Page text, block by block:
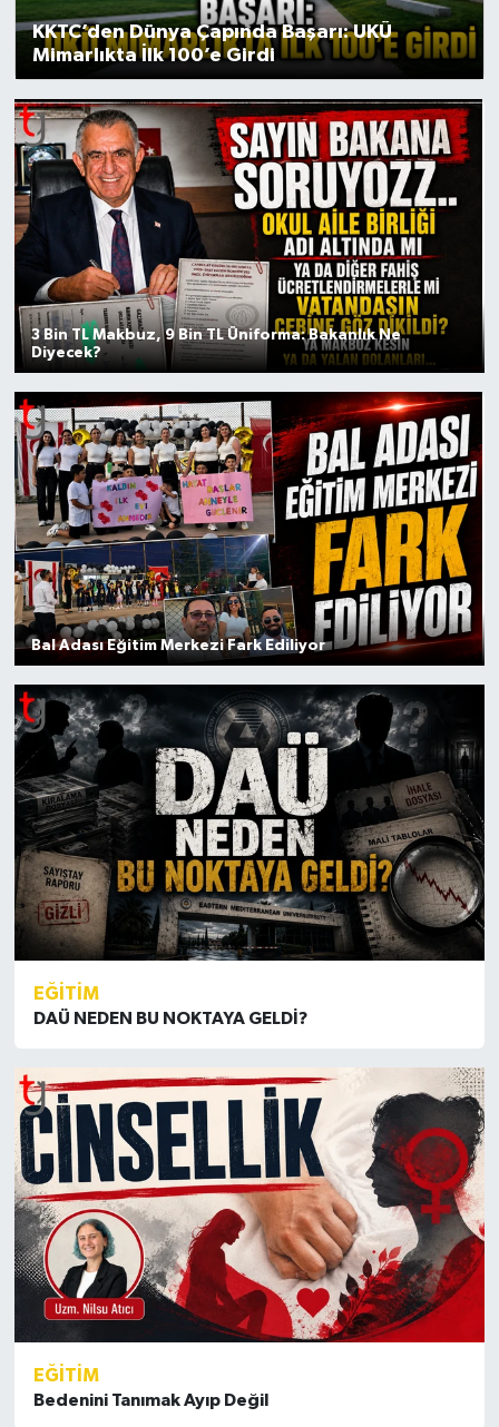
KKTC’den Dünya Çapında Başarı: UKÜ
Mimarlıkta İlk 100’e Girdi
3 Bin TL Makbuz, 9 Bin TL Üniforma: Bakanlık Ne
Diyecek?
Bal Adası Eğitim Merkezi Fark Ediliyor
EĞİTİM
DAÜ NEDEN BU NOKTAYA GELDİ?
EĞİTİM
Bedenini Tanımak Ayıp Değil